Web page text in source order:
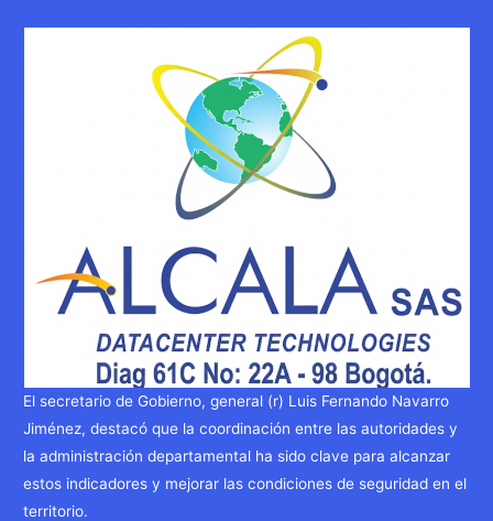
El secretario de Gobierno, general (r) Luis Fernando Navarro
Jiménez, destacó que la coordinación entre las autoridades y
la administración departamental ha sido clave para alcanzar
estos indicadores y mejorar las condiciones de seguridad en el
territorio.